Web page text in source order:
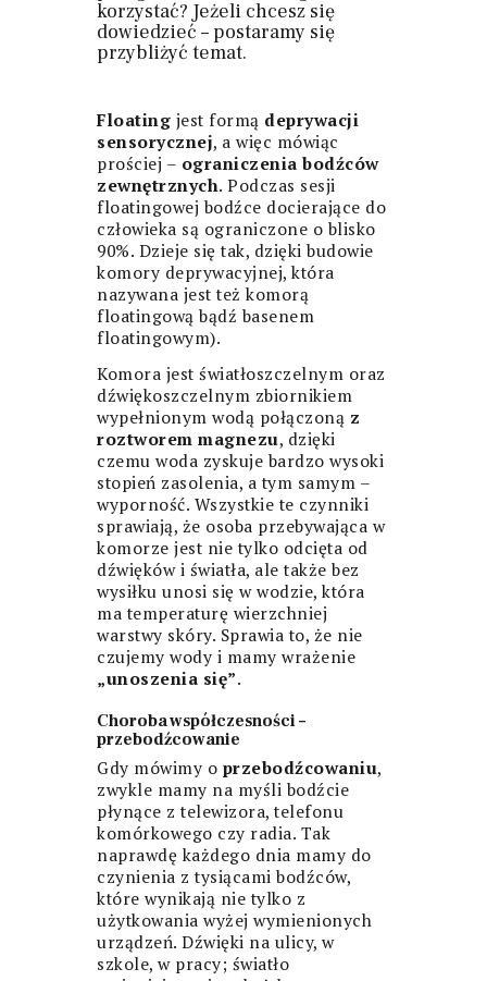
korzystać? Jeżeli chcesz się
dowiedzieć – postaramy się
przybliżyć temat.
Floating jest formą deprywacji
sensorycznej, a więc mówiąc
prościej – ograniczenia bodźców
zewnętrznych. Podczas sesji
floatingowej bodźce docierające do
człowieka są ograniczone o blisko
90%. Dzieje się tak, dzięki budowie
komory deprywacyjnej, która
nazywana jest też komorą
floatingową bądź basenem
floatingowym).
Komora jest światłoszczelnym oraz
dźwiękoszczelnym zbiornikiem
wypełnionym wodą połączoną z
roztworem magnezu, dzięki
czemu woda zyskuje bardzo wysoki
stopień zasolenia, a tym samym –
wyporność. Wszystkie te czynniki
sprawiają, że osoba przebywająca w
komorze jest nie tylko odcięta od
dźwięków i światła, ale także bez
wysiłku unosi się w wodzie, która
ma temperaturę wierzchniej
warstwy skóry. Sprawia to, że nie
czujemy wody i mamy wrażenie
„unoszenia się”.
Choroba współczesności –
przebodźcowanie
Gdy mówimy o przebodźcowaniu,
zwykle mamy na myśli bodźcie
płynące z telewizora, telefonu
komórkowego czy radia. Tak
naprawdę każdego dnia mamy do
czynienia z tysiącami bodźców,
które wynikają nie tylko z
użytkowania wyżej wymienionych
urządzeń. Dźwięki na ulicy, w
szkole, w pracy; światło